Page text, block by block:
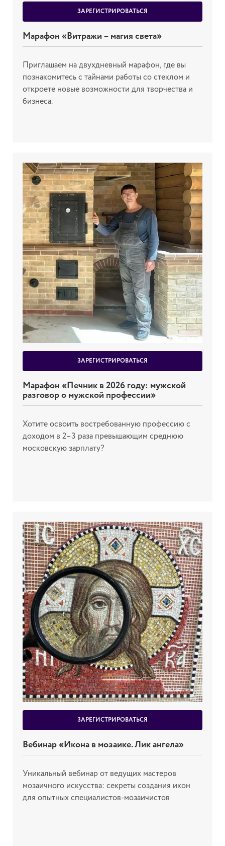
ЗАРЕГИСТРИРОВАТЬСЯ
Марафон «Витражи – магия света»
Приглашаем на двухдневный марафон, где вы
познакомитесь с тайнами работы со стеклом и
откроете новые возможности для творчества и
бизнеса.
ЗАРЕГИСТРИРОВАТЬСЯ
Марафон «Печник в 2026 году: мужской
разговор о мужской профессии»
Хотите освоить востребованную профессию с
доходом в 2–3 раза превышающим среднюю
московскую зарплату?
ЗАРЕГИСТРИРОВАТЬСЯ
Вебинар «Икона в мозаике. Лик ангела»
Уникальный вебинар от ведущих мастеров
мозаичного искусства: секреты создания икон
для опытных специалистов-мозаичистов